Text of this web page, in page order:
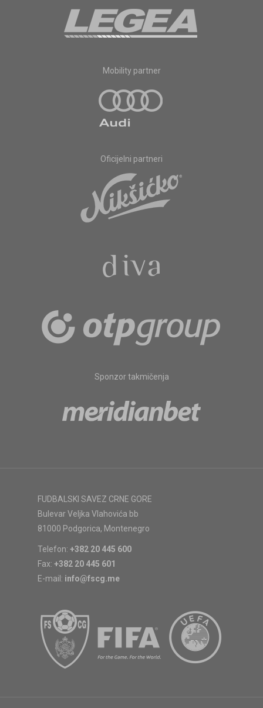
Mobility partner
Oficijelni partneri
Sponzor takmičenja
FUDBALSKI SAVEZ CRNE GORE
Bulevar Veljka Vlahovića bb
81000 Podgorica, Montenegro
Telefon: +382 20 445 600
Fax: +382 20 445 601
E-mail: info@fscg.me